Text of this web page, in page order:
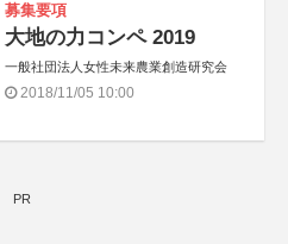
募集要項
大地の力コンペ 2019
一般社団法人女性未来農業創造研究会
2018/11/05 10:00
PR